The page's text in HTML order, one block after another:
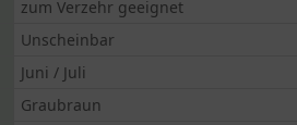
zum Verzehr geeignet
Unscheinbar
Juni / Juli
Graubraun